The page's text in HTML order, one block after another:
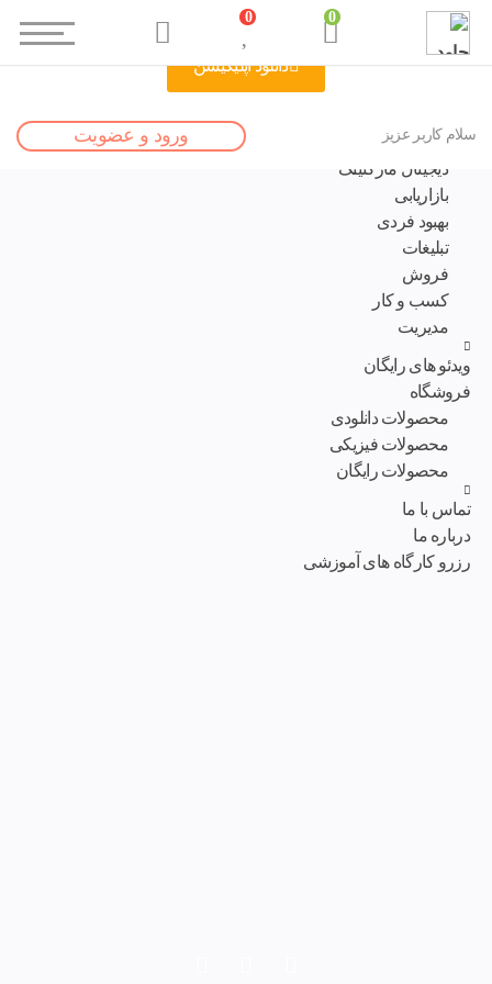
دانلود اپلیکیشن
0
0
سلام کاربر عزیز ورود و عضویت
مقالات
دیجیتال مارکتینگ
بازاریابی
بهبود فردی
تبلیغات
فروش
کسب و کار
مدیریت
ویدئو های رایگان
فروشگاه
محصولات دانلودی
محصولات فیزیکی
محصولات رایگان
تماس با ما
درباره ما
رزرو کارگاه های آموزشی